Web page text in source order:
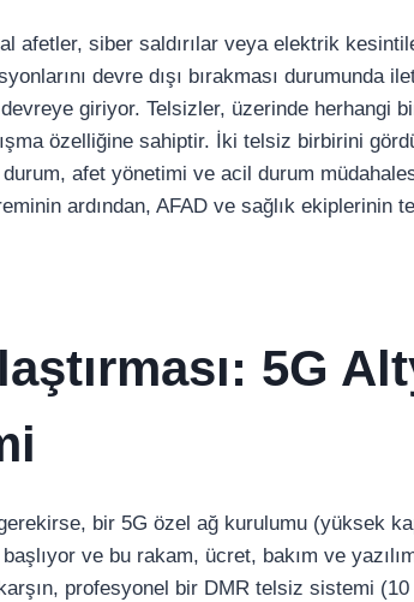
afetler, siber saldırılar veya elektrik
devre dışı bırakması durumunda
giriyor. Telsizler, üzerinde herhangi
özelliğine sahiptir. İki telsiz birbirini
afet yönetimi ve acil durum
ardından, AFAD ve sağlık ekiplerinin
5G
bir 5G özel ağ kurulumu (yüksek
ve bu rakam, ücret, bakım ve
profesyonel bir DMR telsiz sistemi